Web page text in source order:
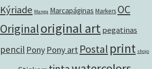
Kýriade Manga Marcapáginas Markers OC
Originaloriginal artpegatinas
pencil Pony Pony art Postal print shojo